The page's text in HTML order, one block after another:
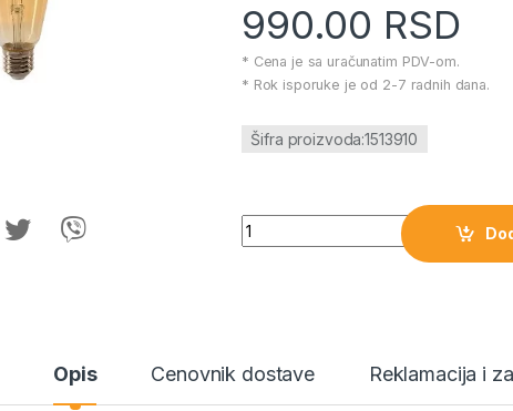
990.00 RSD
* Cena je sa uračunatim PDV-om.
* Rok isporuke je od 2-7 radnih dana.
Šifra proizvoda:1513910
Sijalica Led Ledisone Retro 8wE27
Opis Cenovnik dostave Reklamacija i